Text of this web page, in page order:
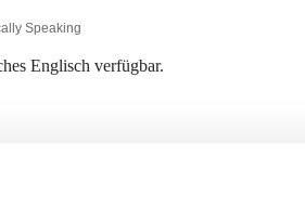
Speaking
Englisch verfügbar.